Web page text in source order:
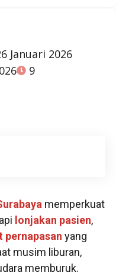
Januari 2026
9
memperkuat
lonjakan pasien,
pernapasan yang
musim liburan,
memburuk.